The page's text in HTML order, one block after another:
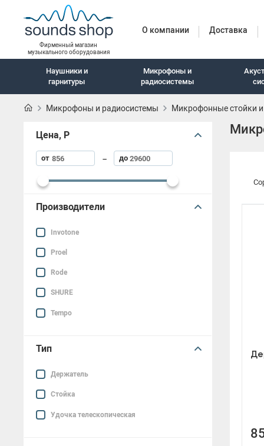
Фирменный магазин
музыкального оборудования
О компании Доставка
Наушники и
гарнитуры
Микрофоны и
радиосистемы
Наушники и
Наушники с шумоподавлением
Беспроводные наушники
Микрофоны и радиосистемы Микрофонные стойки
Цена, Р
от – до
Производители
Invotone
Proel
Rode
SHURE
Tempo
Тип
Держатель
Стойка
Удочка телескопическая